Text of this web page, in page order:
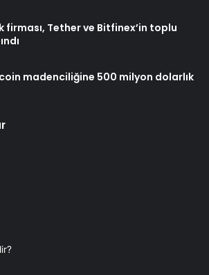
firması, Tether ve Bitfinex’in toplu
madenciliğine 500 milyon dolarlık